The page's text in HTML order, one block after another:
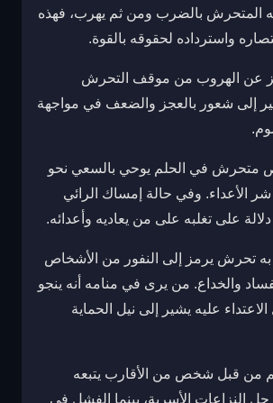
المتحرش بالضرب ومن ثم يهرب، فهذه
واسترداده لحقوقه بالقوة.
عن الهروب من موقف التحرش
إلى شعور بالعجز والضعف في مواجهة
متحرش في الحلم يوحي بالسعي نحو
شر الأعداء. وفي حالة إمساك الرائي
على تغلبه على من يعاديه وأعدائه.
به تحرش يرمز إلى النفور من الأشخاص
والخداع. من يرى في منامه أنه ينجو
عليه يشير إلى نيل الحماية
من قبل شخص من الأقارب يتبعه
النزاعات الأسرية، بينما الفشل في